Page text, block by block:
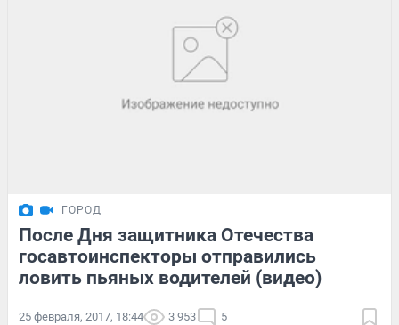
ГОРОД
После Дня защитника Отечества
госавтоинспекторы отправились
ловить пьяных водителей (видео)
25 февраля, 2017, 18:44 3 953 5